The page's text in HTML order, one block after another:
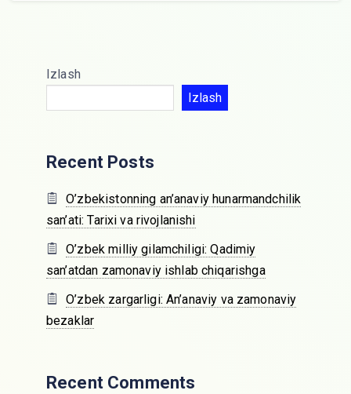
Izlash
Izlash
Recent Posts
O’zbekistonning an’anaviy hunarmandchilik
san’ati: Tarixi va rivojlanishi
O’zbek milliy gilamchiligi: Qadimiy
san’atdan zamonaviy ishlab chiqarishga
O’zbek zargarligi: An’anaviy va zamonaviy
bezaklar
Recent Comments